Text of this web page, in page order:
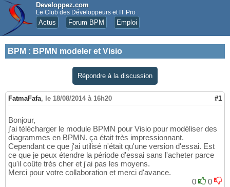
Developpez.com
Le Club des Développeurs et IT Pro
Actus Forum BPM Emploi
BPM : BPMN modeler et Visio
Répondre à la discussion
FatmaFafa, le 18/08/2014 à 16h20 #1
Bonjour,
j'ai télécharger le module BPMN pour Visio pour modéliser des
diagrammes en BPMN. ça était très impressionnant.
Cependant ce que j'ai utilisé n'était qu'une version d'essai. Est
ce que je peux étendre la période d'essai sans l'acheter parce
qu'il coûte très cher et j'ai pas les moyens.
Merci pour votre collaboration et merci d'avance.
0
0